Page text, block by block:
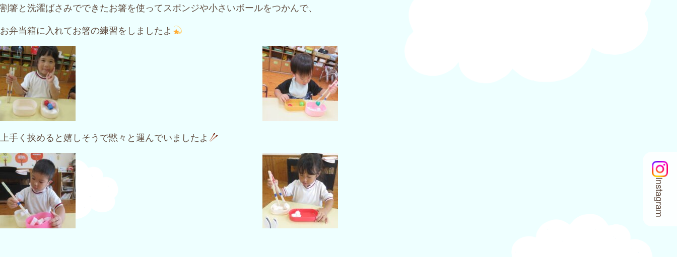
Instagram
割箸と洗濯ばさみでできたお箸を使ってスポンジや小さいボールをつかんで、
お弁当箱に入れてお箸の練習をしましたよ
上手く挟めると嬉しそうで黙々と運んでいましたよ